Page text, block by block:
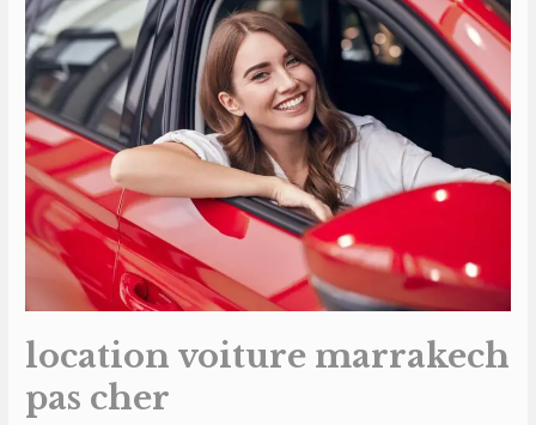
location voiture marrakech
pas cher
voiture
marrakech
pas
cher